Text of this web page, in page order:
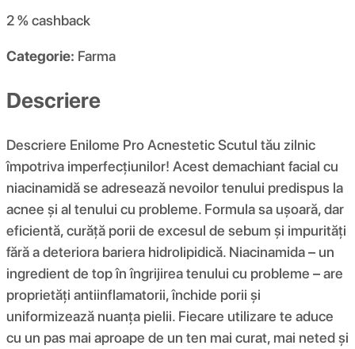
2 %cashback
Categorie: Farma
Descriere
Descriere Enilome Pro Acnestetic Scutul tău zilnic
împotriva imperfecțiunilor! Acest demachiant facial cu
niacinamidă se adresează nevoilor tenului predispus la
acnee și al tenului cu probleme. Formula sa ușoară, dar
eficientă, curăță porii de excesul de sebum și impurități
fără a deteriora bariera hidrolipidică. Niacinamida – un
ingredient de top în îngrijirea tenului cu probleme – are
proprietăți antiinflamatorii, închide porii și
uniformizează nuanța pielii. Fiecare utilizare te aduce
cu un pas mai aproape de un ten mai curat, mai neted și